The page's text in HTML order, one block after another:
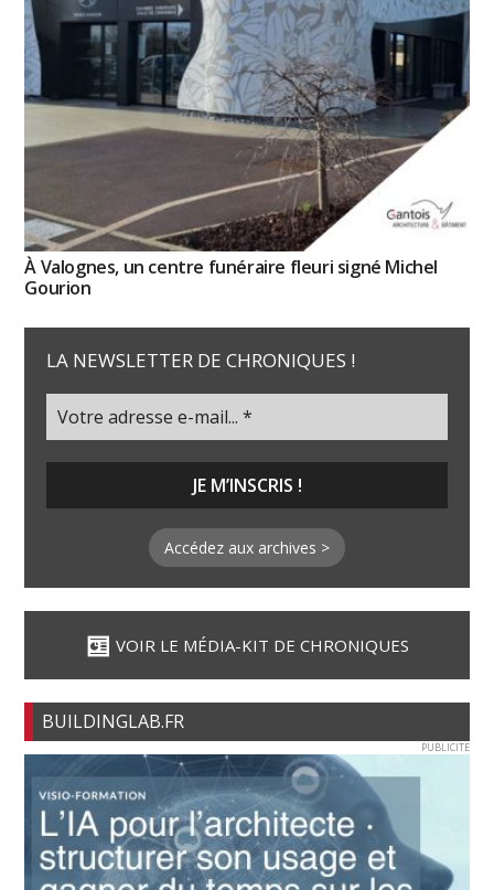
À Valognes, un centre funéraire fleuri signé Michel
Gourion
LA NEWSLETTER DE CHRONIQUES !
Accédez aux archives >
VOIR LE MÉDIA-KIT DE CHRONIQUES
BUILDINGLAB.FR
PUBLICITE